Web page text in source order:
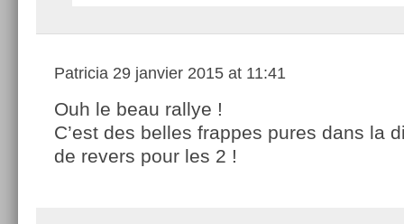
Patricia 29 janvier 2015 at 11:41
Ouh le beau rallye !
C’est des belles frappes pures dans la
de revers pour les 2 !